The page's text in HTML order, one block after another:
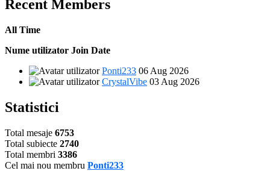
Recent Members
All Time
Nume utilizator Join Date
Ponti233 06 Aug 2026
CrystalVibe 03 Aug 2026
Statistici
Total mesaje 6753
Total subiecte 2740
Total membri 3386
Cel mai nou membru Ponti233